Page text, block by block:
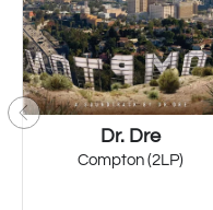
Dr. Dre
Compton (2LP)